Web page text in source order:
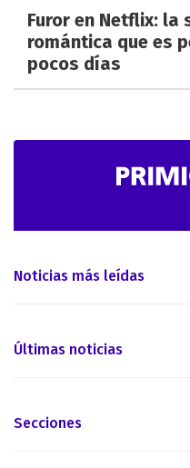
Furor en Netflix: la
romántica que es
pocos días
Noticias más leídas
Últimas noticias
Secciones